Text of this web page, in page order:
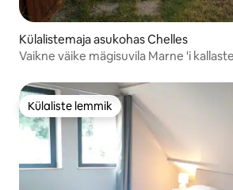
Külalistemaja asukohas Chelles
Vaikne väike mägisuvila Marne 'i
Külaliste lemmik
Külaliste lemmik